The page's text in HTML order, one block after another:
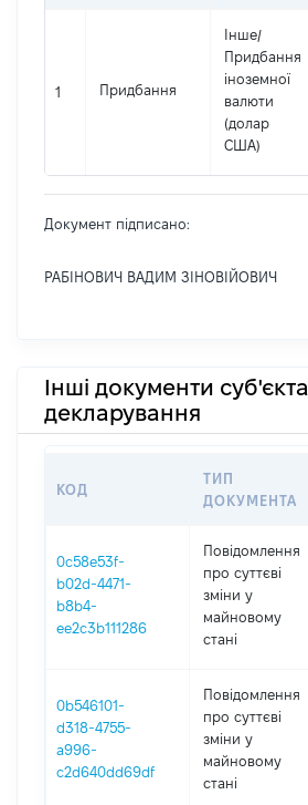
1 Придбання
Інше/
Придбання
іноземної
валюти
(долар
США)
Документ підписано:
РАБІНОВИЧ ВАДИМ ЗІНОВІЙОВИЧ
Інші документи суб'єкта
декларування
КОД
ТИП
ДОКУМЕНТА
0c58e53f-
b02d-4471-
b8b4-
ee2c3b111286
Повідомлення
про суттєві
зміни y
майновому
стані
0b546101-
d318-4755-
a996-
c2d640dd69df
Повідомлення
про суттєві
зміни y
майновому
стані